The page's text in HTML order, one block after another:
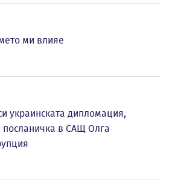
ми влияе
украинската дипломация,
посланичка в САЩ Олга